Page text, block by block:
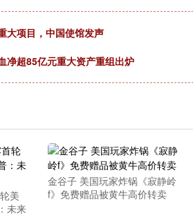
大项目，中国使馆发声
净超85亿元重大资产重组出炉
美
未来
金谷子 美国玩家炸锅《寂静岭
f》免费赠品被黄牛高价转卖